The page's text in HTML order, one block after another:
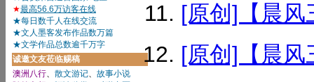
[原创]【晨风
[原创]【晨风